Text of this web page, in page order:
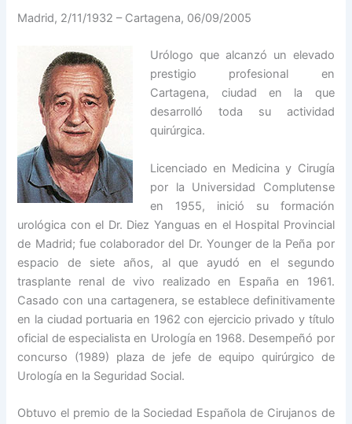
Madrid, 2/11/1932 – Cartagena, 06/09/2005
Urólogo que alcanzó un elevado
prestigio profesional en
Cartagena, ciudad en la que
desarrolló toda su actividad
quirúrgica.
Licenciado en Medicina y Cirugía
por la Universidad Complutense
en 1955, inició su formación
urológica con el Dr. Diez Yanguas en el Hospital Provincial
de Madrid; fue colaborador del Dr. Younger de la Peña por
espacio de siete años, al que ayudó en el segundo
trasplante renal de vivo realizado en España en 1961.
Casado con una cartagenera, se establece definitivamente
en la ciudad portuaria en 1962 con ejercicio privado y título
oficial de especialista en Urología en 1968. Desempeñó por
concurso (1989) plaza de jefe de equipo quirúrgico de
Urología en la Seguridad Social.
Obtuvo el premio de la Sociedad Española de Cirujanos de